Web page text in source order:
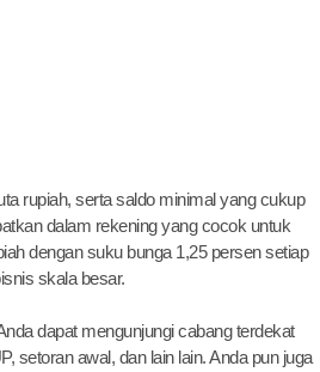
rupiah, serta saldo minimal yang cukup
dalam rekening yang cocok untuk
dengan suku bunga 1,25 persen setiap
skala besar.
dapat mengunjungi cabang terdekat
setoran awal, dan lain lain. Anda pun juga